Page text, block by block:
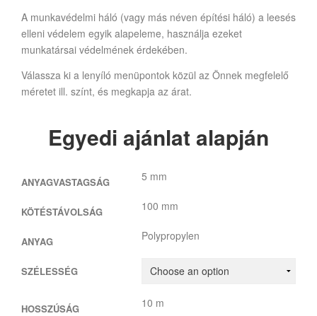
A munkavédelmi háló (vagy más néven építési háló) a leesés
elleni védelem egyik alapeleme, használja ezeket
munkatársai védelmének érdekében.
Válassza ki a lenyíló menüpontok közül az Önnek megfelelő
méretet ill. színt, és megkapja az árat.
Egyedi ajánlat alapján
ANYAGVASTAGSÁG 5 mm
KÖTÉSTÁVOLSÁG 100 mm
ANYAG Polypropylen
SZÉLESSÉG
HOSSZÚSÁG 10 m